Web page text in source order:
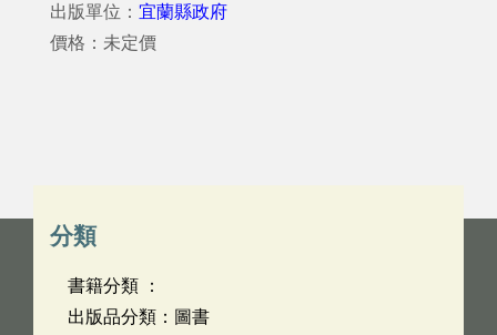
出版單位： 宜蘭縣政府
價格：未定價
分類
書籍分類 ：
出版品分類：圖書